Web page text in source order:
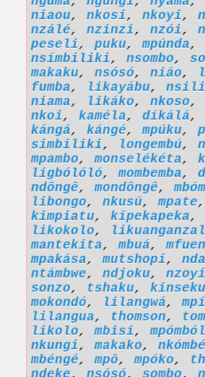
niaou, nkosi, nkoyi,
nzálé, nzinzi, nzói,
peseli, puku,mpúnda,
nsímbiliki, nsombo,
makaku, nsósó, niáo,
fumba, likayábu, nsili
niama, likáko, nkoso,
nkoi, kaméla, díkálá,
kángá, kángé,mpúku,
simbiliki, longembú,
mpambo,monselékéta,
ligbólóló,mombemba,
ndôngê,mondôngê,
libongo, nkusú,mpate
kimpiatu, kipekapeka,
likokolo,
mantekita,mbuá,
mpakása,mutshopi,
ntámbwe, ndjoku, nzoyi
sonzo, tshaku,
mokondó, lilangwá,
lilangua, thomson,
likolo,mbisi,
nkungi,makako, nkómbé
mbéngé,mpô,mpóko,